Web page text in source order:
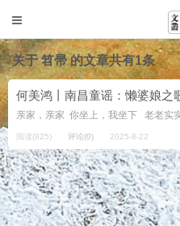
关于笤帚的文章共有1条
阅读(825) 评论(0) 2025-8-22